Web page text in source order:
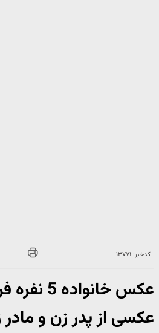
کدخبر: ۱۳۷۷۱
عکس
عکسی از پدر زن و